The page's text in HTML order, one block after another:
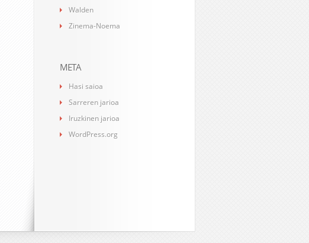
Walden
Zinema-Noema
META
Hasi saioa
Sarreren jarioa
Iruzkinen jarioa
WordPress.org